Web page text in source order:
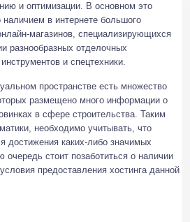
и оптимизации. В основном это
наличием в интернете большого
магазинов, специализирующихся
разнообразных отделочных
и спецтехники.
пространстве есть множество
размещено много информации о
в сфере строительства. Таким
необходимо учитывать, что
достижения каких-либо значимых
стоит позаботиться о наличии
предоставления хостинга данной